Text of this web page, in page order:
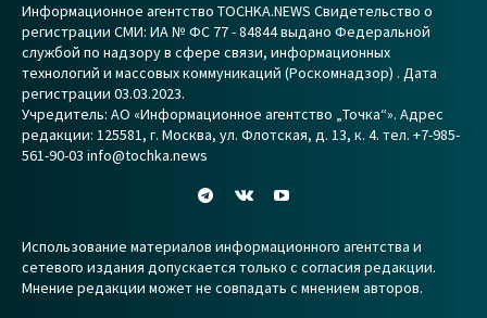
Информационное агентство TOCHKA.NEWS Свидетельство о
регистрации СМИ: ИА № ФС 77 - 84844 выдано Федеральной
службой по надзору в сфере связи, информационных
технологий и массовых коммуникаций (Роскомнадзор) . Дата
регистрации 03.03.2023.
Учредитель: АО «Информационное агентство „Точка“». Адрес
редакции: 125581, г. Москва, ул. Флотская, д. 13, к. 4. тел. +7-985-
561-90-03 info@tochka.news
Использование материалов информационного агентства и
сетевого издания допускается только с согласия редакции.
Мнение редакции может не совпадать с мнением авторов.